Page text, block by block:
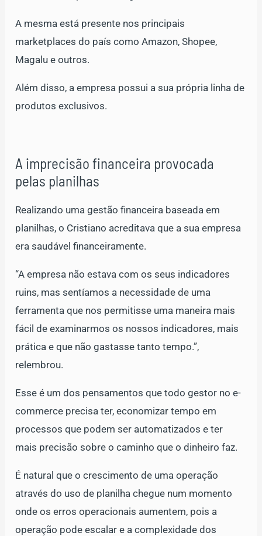
A mesma está presente nos principais
marketplaces do país como Amazon, Shopee,
Magalu e outros.
Além disso, a empresa possui a sua própria linha de
produtos exclusivos.
A imprecisão financeira provocada
pelas planilhas
Realizando uma gestão financeira baseada em
planilhas, o Cristiano acreditava que a sua empresa
era saudável financeiramente.
“A empresa não estava com os seus indicadores
ruins, mas sentíamos a necessidade de uma
ferramenta que nos permitisse uma maneira mais
fácil de examinarmos os nossos indicadores, mais
prática e que não gastasse tanto tempo.”,
relembrou.
Esse é um dos pensamentos que todo gestor no e-
commerce precisa ter, economizar tempo em
processos que podem ser automatizados e ter
mais precisão sobre o caminho que o dinheiro faz.
É natural que o crescimento de uma operação
através do uso de planilha chegue num momento
onde os erros operacionais aumentem, pois a
operação pode escalar e a complexidade dos